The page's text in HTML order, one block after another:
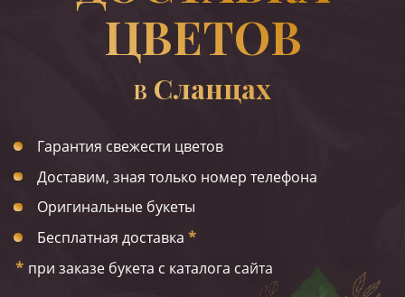
ЦВЕТОВ
В Сланцах
Гарантия свежести цветов
Доставим, зная только номер телефона
Оригинальные букеты
Бесплатная доставка *
* при заказе букета с каталога сайта